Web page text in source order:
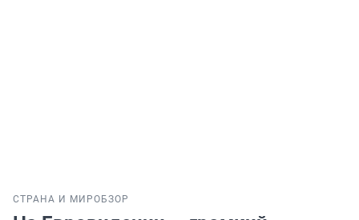
СТРАНА И МИРОБЗОР